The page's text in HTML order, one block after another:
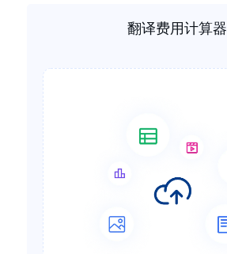
翻译费用计算器